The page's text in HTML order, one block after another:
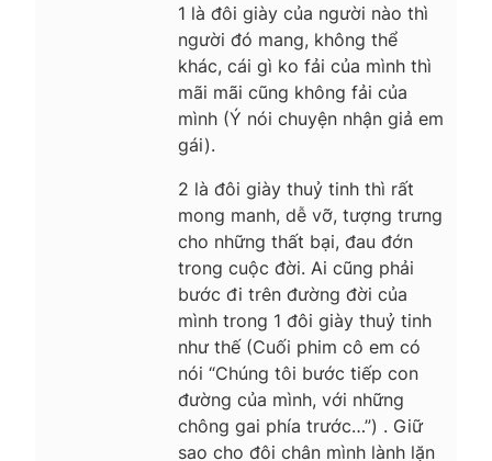
1 là đôi giày của người nào thì
người đó mang, không thể
khác, cái gì ko fải của mình thì
mãi mãi cũng không fải của
mình (Ý nói chuyện nhận giả em
gái).
2 là đôi giày thuỷ tinh thì rất
mong manh, dễ vỡ, tượng trưng
cho những thất bại, đau đớn
trong cuộc đời. Ai cũng phải
bước đi trên đường đời của
mình trong 1 đôi giày thuỷ tinh
như thế (Cuối phim cô em có
nói “Chúng tôi bước tiếp con
đường của mình, với những
chông gai phía trước…”) . Giữ
sao cho đôi chân mình lành lặn